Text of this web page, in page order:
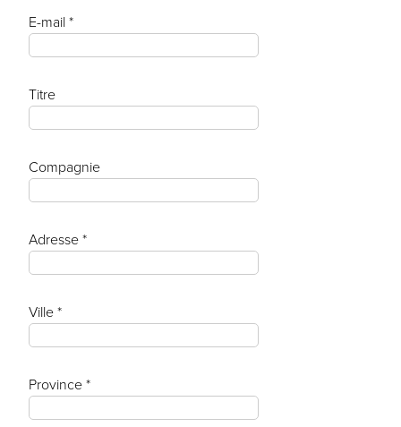
E-mail *
Titre
Compagnie
Adresse *
Ville *
Province *